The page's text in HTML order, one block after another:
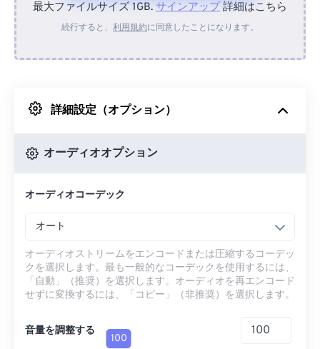
デバイスから
Googleドライブから
最大ファイルサイズ 1GB. サインアップ詳細はこちら
続行すると、 利用規約に同意したことになります。
詳細設定（オプション）
オーディオオプション
オーディオコーデック
オート
オーディオストリームをエンコードまたは圧縮するコーデッ
クを選択します。最も一般的なコーデックを使用するには、
「自動」（推奨）を選択します。オーディオを再エンコード
せずに変換するには、「コピー」（非推奨）を選択します。
音量を調整する
100